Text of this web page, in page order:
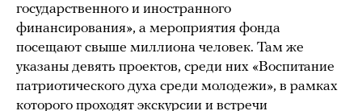
государственного и иностранного
финансирования», а мероприятия фонда
посещают свыше миллиона человек. Там же
указаны девять проектов, среди них «Воспитание
патриотического духа среди молодежи», в рамках
которого проходят экскурсии и встречи